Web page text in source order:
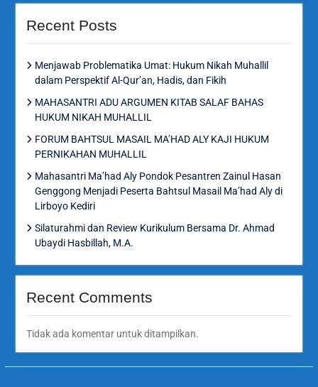
Recent Posts
Menjawab Problematika Umat: Hukum Nikah Muhallil
dalam Perspektif Al-Qur’an, Hadis, dan Fikih
MAHASANTRI ADU ARGUMEN KITAB SALAF BAHAS
HUKUM NIKAH MUHALLIL
FORUM BAHTSUL MASAIL MA’HAD ALY KAJI HUKUM
PERNIKAHAN MUHALLIL
Mahasantri Ma’had Aly Pondok Pesantren Zainul Hasan
Genggong Menjadi Peserta Bahtsul Masail Ma’had Aly di
Lirboyo Kediri
Silaturahmi dan Review Kurikulum Bersama Dr. Ahmad
Ubaydi Hasbillah, M.A.
Recent Comments
Tidak ada komentar untuk ditampilkan.